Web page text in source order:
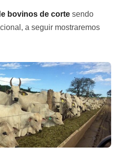
bovinos de corte sendo
a seguir mostraremos